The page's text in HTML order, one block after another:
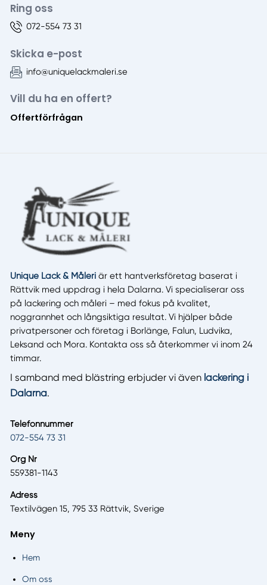
Ring oss
072-554 73 31
Skicka e-post
info@uniquelackmaleri.se
Vill du ha en offert?
Offertförfrågan
Unique Lack & Måleri är ett hantverksföretag baserat i
Rättvik med uppdrag i hela Dalarna. Vi specialiserar oss
på lackering och måleri – med fokus på kvalitet,
noggrannhet och långsiktiga resultat. Vi hjälper både
privatpersoner och företag i Borlänge, Falun, Ludvika,
Leksand och Mora. Kontakta oss så återkommer vi inom 24
timmar.
I samband med blästring erbjuder vi även lackering i
Dalarna.
Telefonnummer
072-554 73 31
Org Nr
559381-1143
Adress
Textilvägen 15, 795 33 Rättvik, Sverige
Meny
Hem
Om oss